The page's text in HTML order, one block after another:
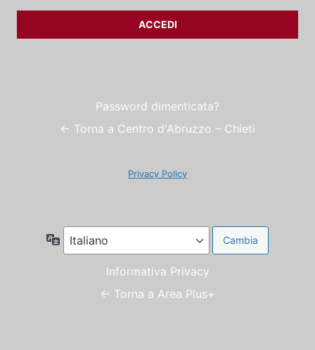
Password dimenticata?
← Torna a Centro d'Abruzzo – Chieti
Privacy Policy
Lingua
Informativa Privacy
← Torna a Area Plus+